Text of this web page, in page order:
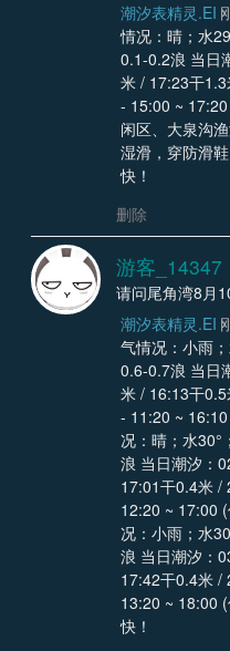
潮汐表精灵.EI
情况：晴；水
0.1-0.2浪 当日
米 / 17:23干1.3
- 15:00 ~
闲区、大泉沟
湿滑，穿防滑
快！
删除
游客_14347
请问尾角湾8月
潮汐表精灵.EI
气情况：小雨
0.6-0.7浪 当日
米 / 16:13干0.5
- 11:20 ~ 16:10 (优) 那琴半岛[2026-
况：晴；水30°
浪 当日潮汐：
17:01干0.4米 /
12:20 ~ 17:00 (优) 那琴半岛[2026-8-
况：小雨；水
浪 当日潮汐：
17:42干0.4米 /
13:20 ~ 18:00
快！